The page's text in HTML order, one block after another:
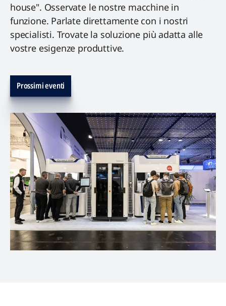
house". Osservate le nostre macchine in
funzione. Parlate direttamente con i nostri
specialisti. Trovate la soluzione più adatta alle
vostre esigenze produttive.
Prossimi eventi